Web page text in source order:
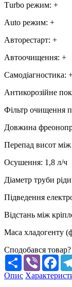
Тurbo режим: +
Аuto режим: +
Авторестарт: +
Автоочищення: +
Самодіагностика:
Антикорозійне
Фільтр очищення
Довжина
Перепад висот
Осушення: 1,8 л/ч
Діаметр труби
Підведення
Відстань між
Маса хладогенту
Сподобався
Share Viber
Опис